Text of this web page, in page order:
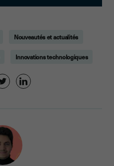
Nouveautés et actualités
Innovations technologiques